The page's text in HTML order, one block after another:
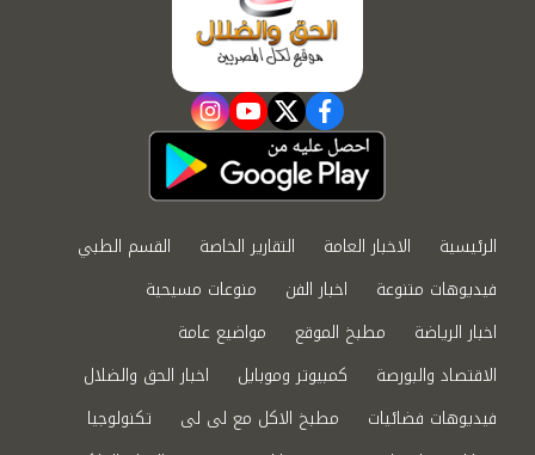
facebook
twitter
youtube
instagram
الرئيسية الاخبار العامة التقارير الخاصة
القسم الطبي
فيديوهات متنوعة
اخبار الفن
منوعات مسيحية
اخبار الرياضة
مطبخ الموقع
مواضيع عامة
الاقتصاد والبورصة
كمبيوتر وموبايل
اخبار الحق والضلال
فيديوهات فضائيات
مطبخ الاكل مع لى لى
تكنولوجيا